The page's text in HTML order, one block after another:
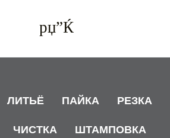
ЛИТЬЁ ПАЙКА РЕЗКА
ЧИСТКА ШТАМПОВКА